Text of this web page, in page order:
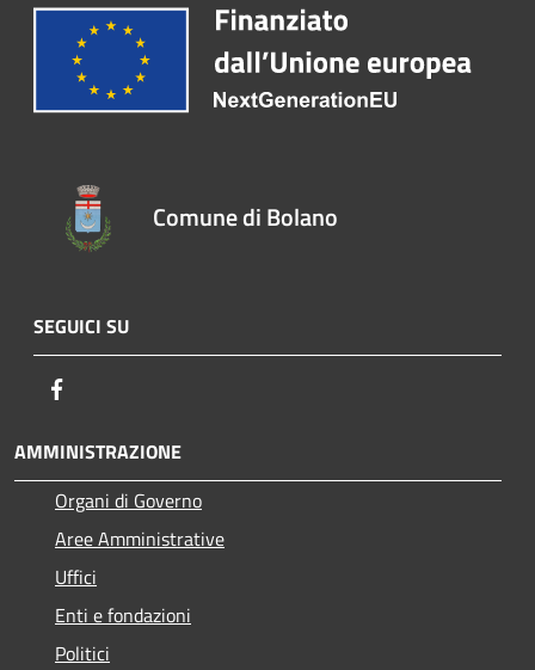
Comune di Bolano
SEGUICI SU
AMMINISTRAZIONE
Organi di Governo
Aree Amministrative
Uffici
Enti e fondazioni
Politici